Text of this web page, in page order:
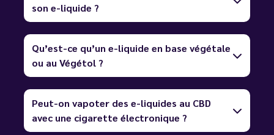
son e-liquide ?
Qu’est-ce qu’un e-liquide en base végétale
ou au Végétol ?
Peut-on vapoter des e-liquides au CBD
avec une cigarette électronique ?